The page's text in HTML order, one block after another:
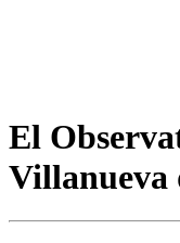
El
Villanueva